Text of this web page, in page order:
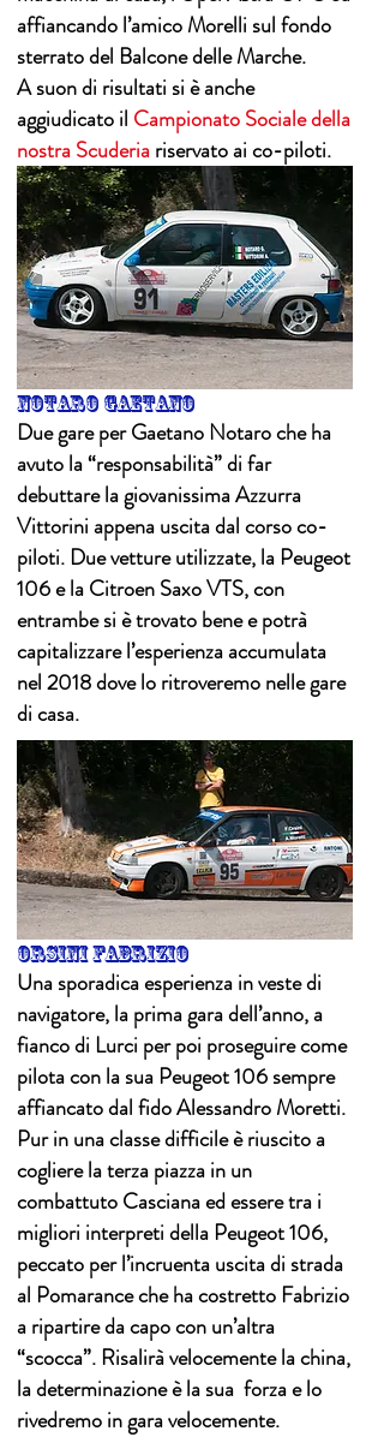
affiancando l’amico Morelli sul fondo
sterrato del Balcone delle Marche.
A suon di risultati si è anche
aggiudicato il Campionato Sociale della
nostra Scuderiariservato ai co-piloti.
notaro gaetano
Due gare per Gaetano Notaro che ha
avuto la “responsabilità” di far
debuttare la giovanissima Azzurra
Vittorini appena uscita dal corso co-
piloti. Due vetture utilizzate, la Peugeot
106 e la Citroen Saxo VTS, con
entrambe si è trovato bene e potrà
capitalizzare l’esperienza accumulata
nel 2018 dove lo ritroveremo nelle gare
di casa.
orsini fabrizio
Una sporadica esperienza in veste di
navigatore, la prima gara dell’anno, a
fianco di Lurci per poi proseguire come
pilota con la sua Peugeot 106 sempre
affiancato dal fido Alessandro Moretti.
Pur in una classe difficile è riuscito a
cogliere la terza piazza in un
combattuto Casciana ed essere tra i
migliori interpreti della Peugeot 106,
peccato per l’incruenta uscita di strada
al Pomarance che ha costretto Fabrizio
a ripartire da capo con un’altra
“scocca”. Risalirà velocemente la china,
la determinazione è la sua forza e lo
rivedremo in gara velocemente.